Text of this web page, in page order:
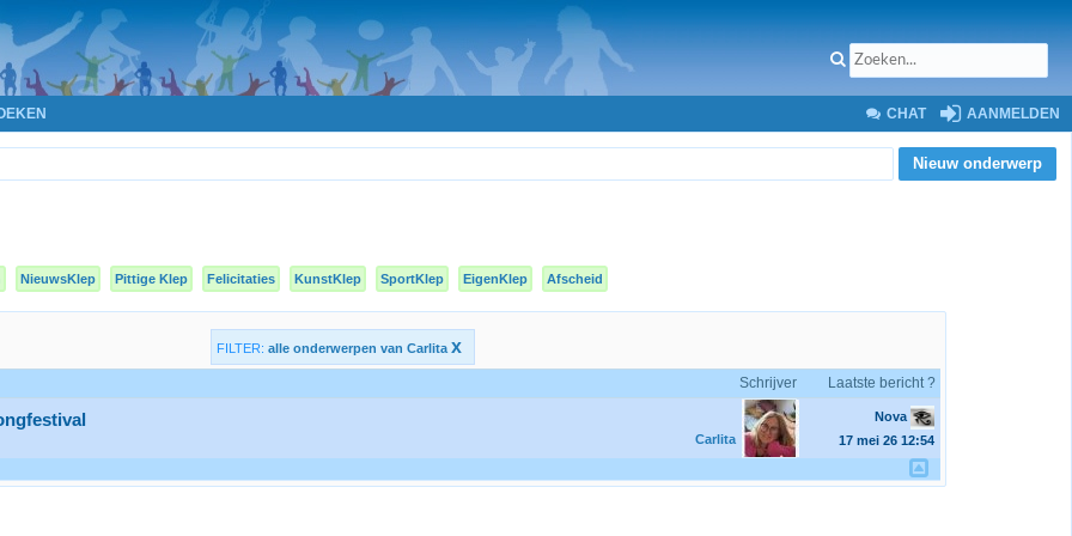
CHAT AANMELDEN
Nieuw onderwerp
NieuwsKlep Pittige Klep Felicitaties KunstKlep SportKlep EigenKlep Afscheid
FILTER: alle onderwerpen van Carlita x
Schrijver Laatste bericht ?
Carlita
Nova
17 mei 26 12:54